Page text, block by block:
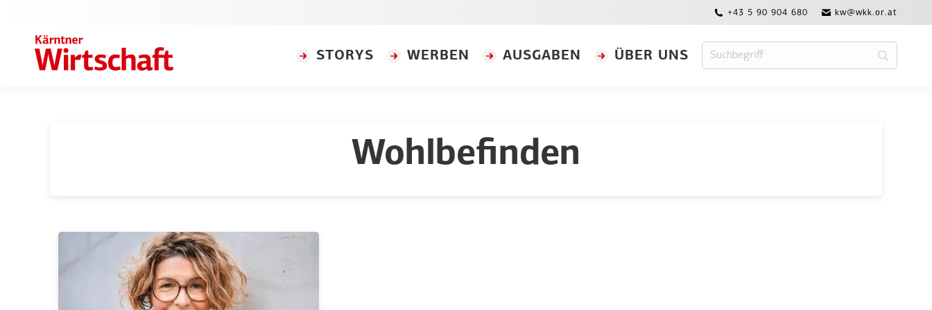
+43 5 90 904 680 kw@wkk.or.at
STORYS WERBEN AUSGABEN ÜBER UNS
Wohlbefinden